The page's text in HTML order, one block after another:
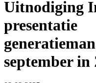
Uitnodiging
presentatie
september